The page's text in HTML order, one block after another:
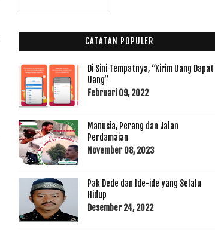
CATATAN POPULER
Di Sini Tempatnya, “Kirim Uang Dapat
Uang”
Februari 09, 2022
Manusia, Perang dan Jalan
Perdamaian
November 08, 2023
Pak Dede dan Ide-ide yang Selalu
Hidup
Desember 24, 2022